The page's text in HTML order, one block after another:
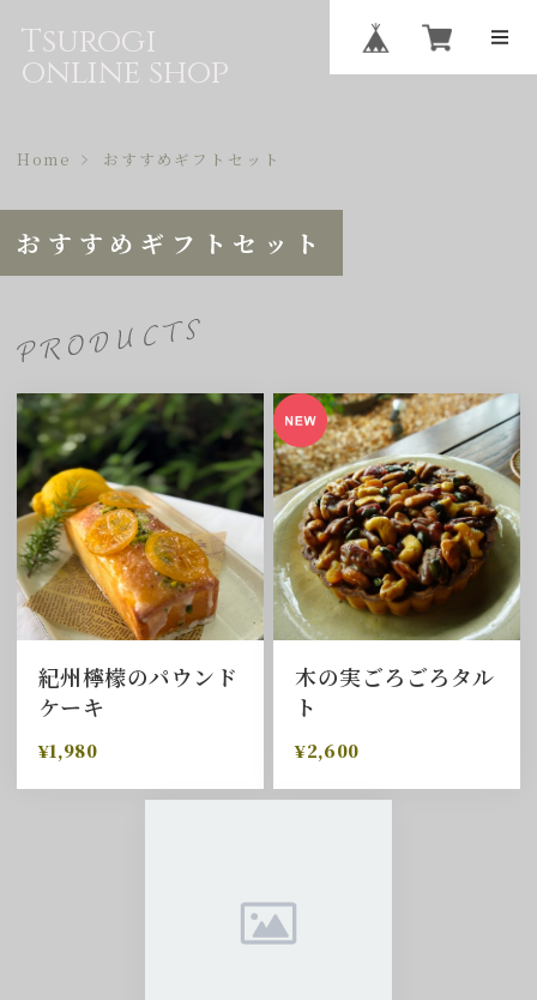
Tsurogi
online shop
Home おすすめギフトセット
おすすめギフトセット
紀州檸檬のパウンド
ケーキ
¥1,980
木の実ごろごろタル
ト
¥2,600